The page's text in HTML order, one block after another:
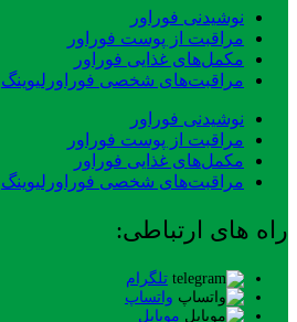
نوشیدنی فوراور
مراقبت از پوست فوراور
مکمل‌های غذایی فوراور
مراقبت‌های شخصی فوراورلیوینگ
نوشیدنی فوراور
مراقبت از پوست فوراور
مکمل‌های غذایی فوراور
مراقبت‌های شخصی فوراورلیوینگ
راه های ارتباطی:
تلگرام
واتساپ
موبایل